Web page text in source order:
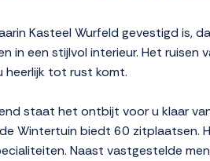
Kasteel Wurfeld gevestigd is,
in een stijlvol interieur. Het
heerlijk tot rust komt.
staat het ontbijt voor u klaar
Wintertuin biedt 60 zitplaatsen.
Naast vastgestelde